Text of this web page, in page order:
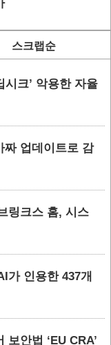
스크랩순
시크’ 악용한 자율
짜 업데이트로 감
링크스 홈, 시스
가 인용한 437개
안법 ‘EU CRA’